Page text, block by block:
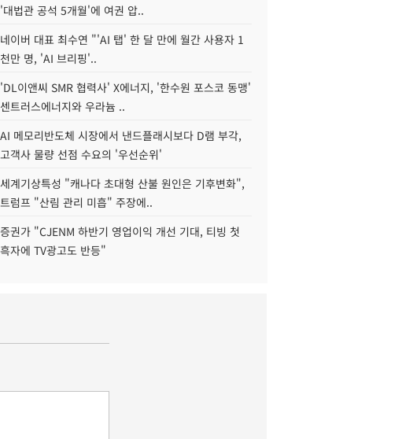
'대법관 공석 5개월'에 여권 압..
네이버 대표 최수연 "'AI 탭' 한 달 만에 월간 사용자 1
천만 명, 'AI 브리핑'..
'DL이앤씨 SMR 협력사' X에너지, '한수원 포스코 동맹'
센트러스에너지와 우라늄 ..
AI 메모리반도체 시장에서 낸드플래시보다 D램 부각,
고객사 물량 선점 수요의 '우선순위'
세계기상특성 "캐나다 초대형 산불 원인은 기후변화",
트럼프 "산림 관리 미흡" 주장에..
증권가 "CJENM 하반기 영업이익 개선 기대, 티빙 첫
흑자에 TV광고도 반등"